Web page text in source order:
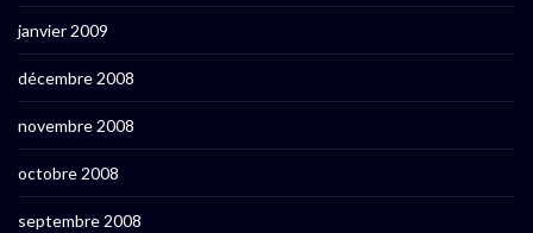
janvier 2009
décembre 2008
novembre 2008
octobre 2008
septembre 2008